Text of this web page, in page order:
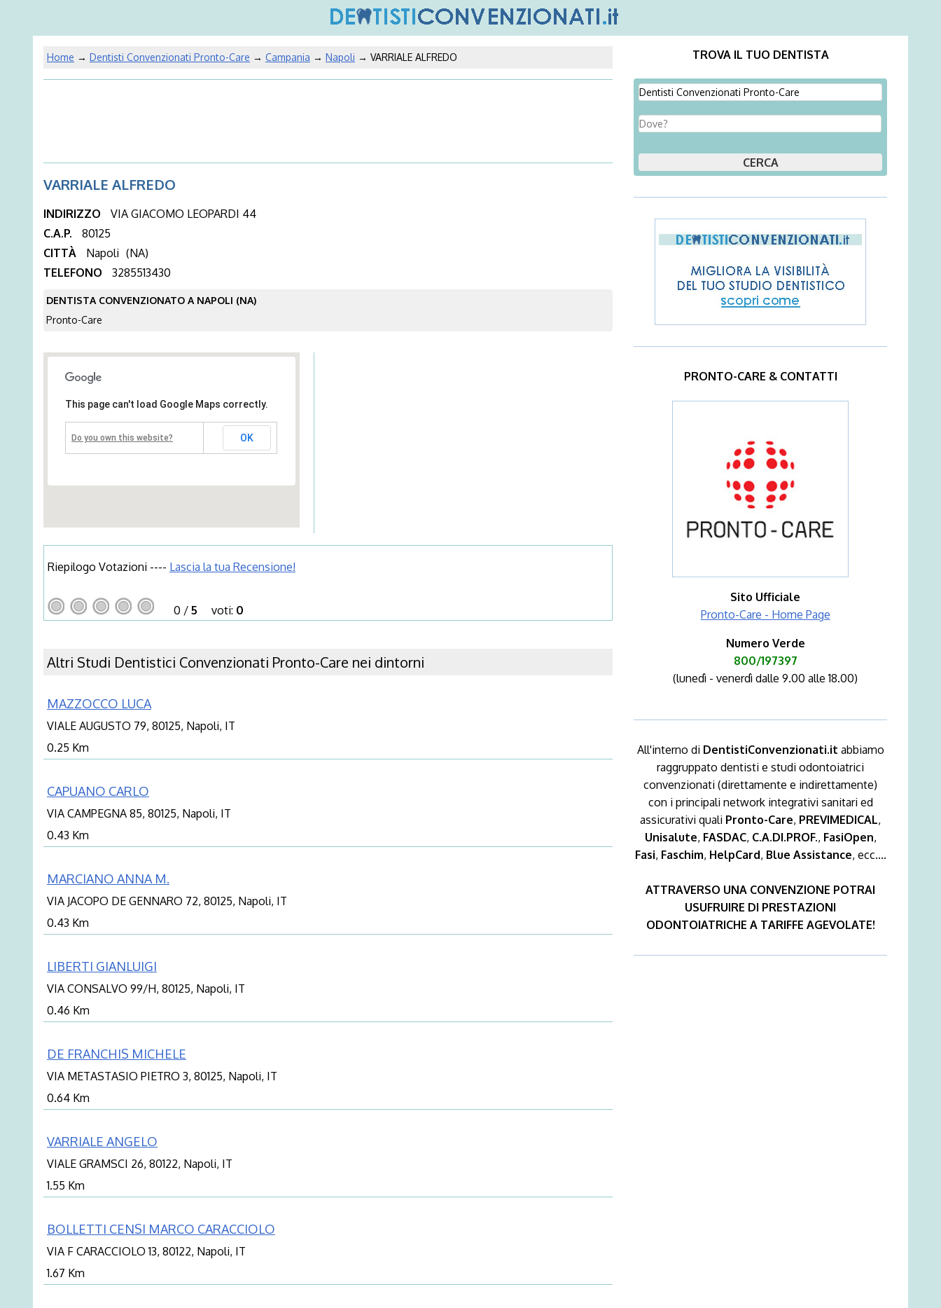
Home → Dentisti Convenzionati Pronto-Care → Campania → Napoli → VARRIALE ALFREDO
VARRIALE ALFREDO
INDIRIZZO
VIA GIACOMO LEOPARDI 44
C.A.P.
80125
CITTÀ
Napoli (NA)
TELEFONO
3285513430
DENTISTA CONVENZIONATO A NAPOLI (NA)
Pronto-Care
This page can't load Google Maps correctly.
Do you own this website? OK
Riepilogo Votazioni ---- Lascia la tua Recensione!
0 / 5 voti: 0
Altri Studi Dentistici Convenzionati Pronto-Care nei dintorni
MAZZOCCO LUCA
VIALE AUGUSTO 79, 80125, Napoli, IT
0.25 Km
CAPUANO CARLO
VIA CAMPEGNA 85, 80125, Napoli, IT
0.43 Km
MARCIANO ANNA M.
VIA JACOPO DE GENNARO 72, 80125, Napoli, IT
0.43 Km
LIBERTI GIANLUIGI
VIA CONSALVO 99/H, 80125, Napoli, IT
0.46 Km
DE FRANCHIS MICHELE
VIA METASTASIO PIETRO 3, 80125, Napoli, IT
0.64 Km
VARRIALE ANGELO
VIALE GRAMSCI 26, 80122, Napoli, IT
1.55 Km
BOLLETTI CENSI MARCO CARACCIOLO
VIA F CARACCIOLO 13, 80122, Napoli, IT
1.67 Km
TROVA IL TUO DENTISTA
PRONTO-CARE & CONTATTI
Sito Ufficiale
Pronto-Care - Home Page
Numero Verde
800/197397
(lunedì - venerdì dalle 9.00 alle 18.00)
All'interno di DentistiConvenzionati.it abbiamo
raggruppato dentisti e studi odontoiatrici
convenzionati (direttamente e indirettamente)
con i principali network integrativi sanitari ed
assicurativi quali Pronto-Care, PREVIMEDICAL,
Unisalute, FASDAC, C.A.DI.PROF., FasiOpen,
Fasi, Faschim, HelpCard, Blue Assistance, ecc....
ATTRAVERSO UNA CONVENZIONE POTRAI
USUFRUIRE DI PRESTAZIONI
ODONTOIATRICHE A TARIFFE AGEVOLATE!